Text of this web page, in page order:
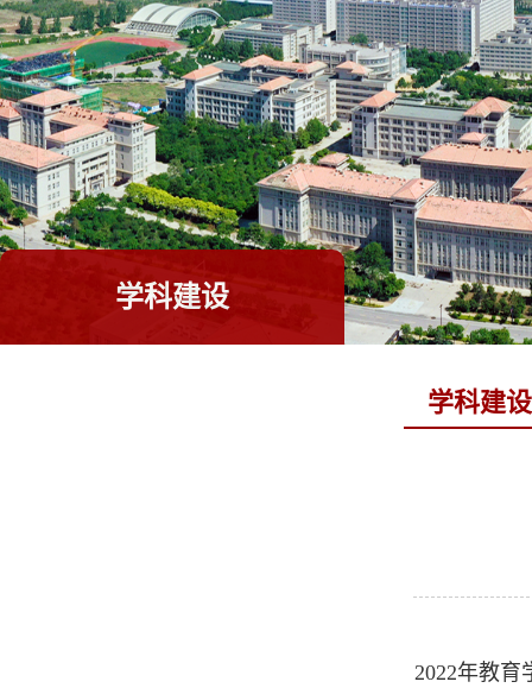
学科建设
学科建设
2022年教育